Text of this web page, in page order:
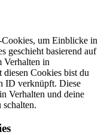
um Einblicke in
geschieht basierend auf
Verhalten in
diesen Cookies bist du
ID verknüpft. Diese
Verhalten und deine
schalten.